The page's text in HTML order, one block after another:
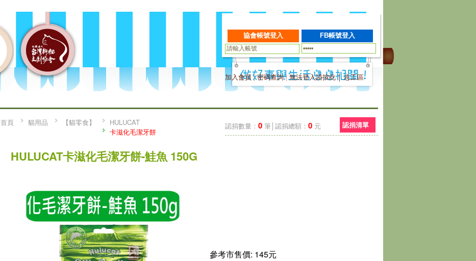
加入會員|密碼查詢|無法登入請按此│志工區
認捐數量： 0 筆│認捐總額： 0 元 認捐清單
首頁 貓用品 【貓零食】
HULUCAT
卡滋化毛潔牙餅
HULUCAT卡滋化毛潔牙餅-鮭魚 150G
參考市售價: 145元